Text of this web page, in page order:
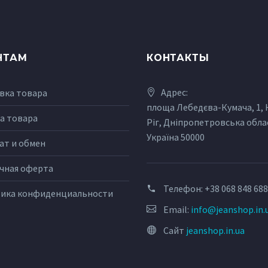
товара
товара
и обмен
оферта
конфиденциальности
КОНТАКТЫ
Адрес:
площа Лебедєва-Кумача, 1,
Ріг, Дніпропетровська
Україна 50000
Телефон: +38 068 848
Email:
Сайт jeanshop.in.ua